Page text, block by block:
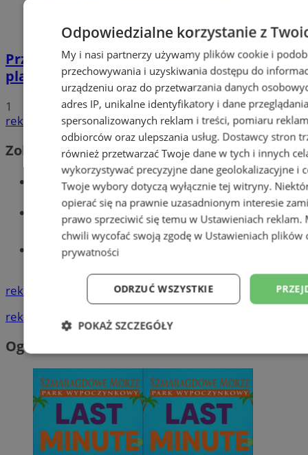
Przyszłość Wodzisławia Śląskiego:
planowane inwestycje na 2025 rok
1
reklama
Zobacz również
Wiadomości kryminalne w Wodzisławiu
Wiadomości lokalne
Tworzenie stron www - Wodzisław
Śląski
reklama
reklama
Ogłoszenia
Odpowiedzialne korzystanie z
My i nasi partnerzy używamy plików cookie i
przechowywania i uzyskiwania dostępu do
urządzeniu oraz do przetwarzania danych
adres IP, unikalne identyfikatory i dane
spersonalizowanych reklam i treści, pomiaru
odbiorców oraz ulepszania usług. Dostawcy stron
również przetwarzać Twoje dane w tych i innych
wykorzystywać precyzyjne dane geolokalizacyjne i
Twoje wybory dotyczą wyłącznie tej witryny.
opierać się na prawnie uzasadnionym interesie
prawo sprzeciwić się temu w Ustawieniach reklam.
chwili wycofać swoją zgodę w Ustawieniach plików
prywatności
ODRZUĆ WSZYSTKIE
POKAŻ SZCZEGÓŁY
Niezbędne Wydajność
Niesklasyfikowane